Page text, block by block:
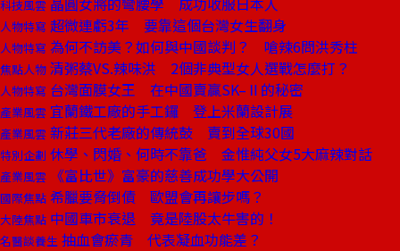
科技風雲
人物特寫 超微連虧3年 要靠這個台灣女生翻身
人物特寫 為何不訪美？如何與中國談判？ 嗆辣6問洪秀柱
焦點人物 清粥蔡VS.辣味洪 2個非典型女人選戰怎麼打？
人物特寫 台灣面膜女王 在中國賣贏SK–Ⅱ的秘密
產業風雲 宜蘭鐵工廠的手工鑼 登上米蘭設計展
產業風雲 新莊三代老廠的傳統鼓 賣到全球30國
特別企劃 休學、閃婚、何時不靠爸 金惟純父女5大麻辣對話
產業風雲 《富比世》富豪的慈善成功學大公開
國際焦點 希臘要脅倒債 歐盟會再讓步嗎？
大陸焦點 中國車市衰退 竟是陸股太牛害的！
名醫談養生 抽血會瘀青 代表凝血功能差？